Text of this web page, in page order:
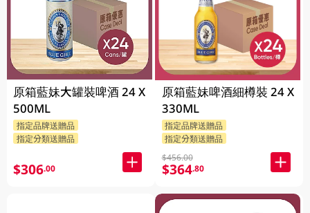
原箱藍妹大罐裝啤酒 24 X
500ML
指定品牌送贈品
指定分類送贈品
$306.00
原箱藍妹啤酒細樽裝 24 X
330ML
指定品牌送贈品
指定分類送贈品
$456.00
$364.80